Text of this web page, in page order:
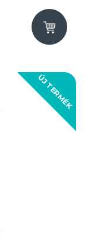
ÚJ TERMÉK